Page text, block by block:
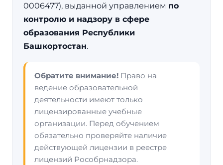
0006477), выданной управлением по
контролю и надзору в сфере
образования Республики
Башкортостан.
Обратите внимание! Право на
ведение образовательной
деятельности имеют только
лицензированные учебные
организации. Перед обучением
обязательно проверяйте наличие
действующей лицензии в реестре
лицензий Рособрнадзора.